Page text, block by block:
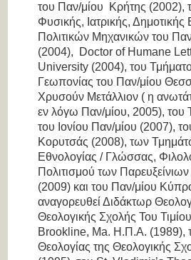
του Παν/μίου Κρήτης (2002),
Φυσικής, Ιατρικής,
Πολιτικών Μηχανικών του
(2004), Doctor of Humane
University (2004), του
Γεωπονίας του Παν/μίου
Χρυσούν Μετάλλιον ( η
εν λόγω Παν/μίου, 2005), του
του Ιονίου Παν/μίου (2007),
Κορυτσάς (2008), των
Εθνολογίας / Γλώσσας,
Πολιτισμού των
(2009) και του Παν/μίου
αναγορευθεί Διδάκτωρ
Θεολογικής Σχολής Του
Brookline, Ma. Η.Π.Α. (1989),
Θεολογίας της Θεολογικής